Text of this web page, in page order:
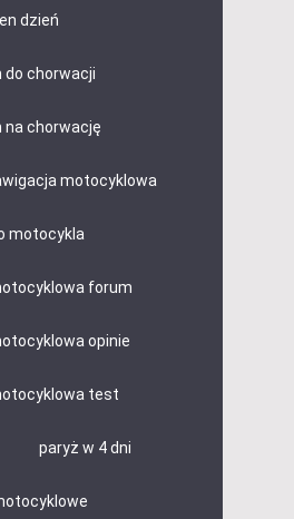
dzień
chorwacji
chorwację
motocyklowa
motocykla
forum
opinie
test
paryż w 4 dni